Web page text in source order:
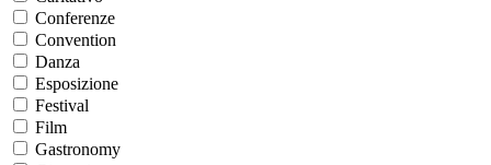
Conferenze
Convention
Danza
Esposizione
Festival
Film
Gastronomy